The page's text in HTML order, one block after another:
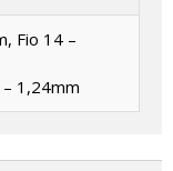
Fio 14 –
1,24mm